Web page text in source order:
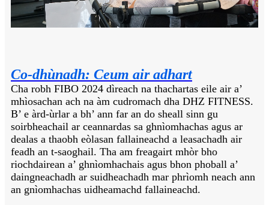
Co-dhùnadh: Ceum air adhart
Cha robh FIBO 2024 dìreach na thachartas eile air a’
mhìosachan ach na àm cudromach dha DHZ FITNESS.
B’ e àrd-ùrlar a bh’ ann far an do sheall sinn gu
soirbheachail ar ceannardas sa ghnìomhachas agus ar
dealas a thaobh eòlasan fallaineachd a leasachadh air
feadh an t-saoghail. Tha am freagairt mhòr bho
riochdairean a’ ghnìomhachais agus bhon phoball a’
daingneachadh ar suidheachadh mar phrìomh neach ann
an gnìomhachas uidheamachd fallaineachd.